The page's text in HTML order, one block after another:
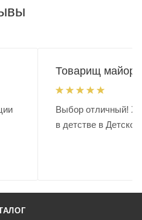
380*280*13.5 мм.
Товарищ майор.
Выбор отличный!
в детстве в